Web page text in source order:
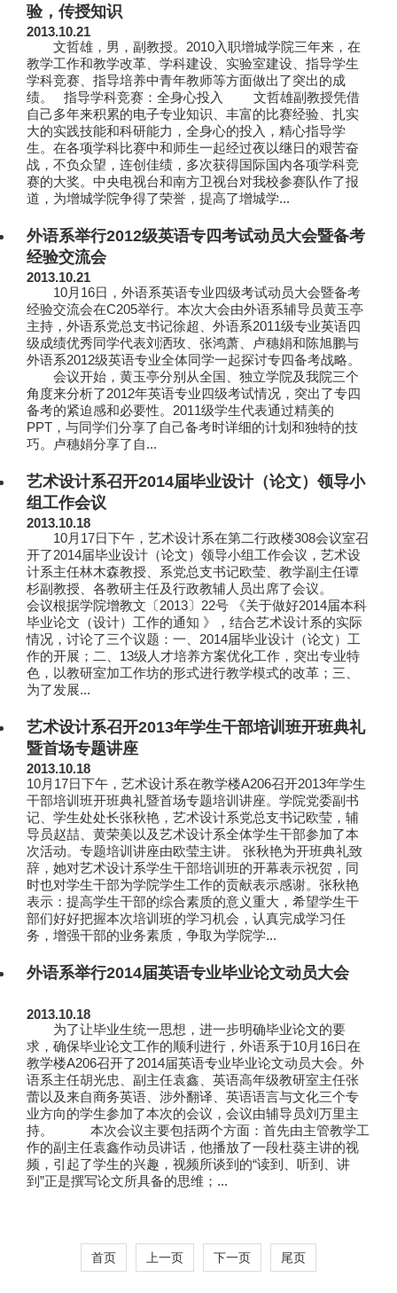
验，传授知识
2013.10.21
文哲雄，男，副教授。2010入职增城学院三年来，在
教学工作和教学改革、学科建设、实验室建设、指导学生
学科竞赛、指导培养中青年教师等方面做出了突出的成
绩。 指导学科竞赛：全身心投入 文哲雄副教授凭借
自己多年来积累的电子专业知识、丰富的比赛经验、扎实
大的实践技能和科研能力，全身心的投入，精心指导学
生。在各项学科比赛中和师生一起经过夜以继日的艰苦奋
战，不负众望，连创佳绩，多次获得国际国内各项学科竞
赛的大奖。中央电视台和南方卫视台对我校参赛队作了报
道，为增城学院争得了荣誉，提高了增城学...
外语系举行2012级英语专四考试动员大会暨备考
经验交流会
2013.10.21
10月16日，外语系英语专业四级考试动员大会暨备考
经验交流会在C205举行。本次大会由外语系辅导员黄玉亭
主持，外语系党总支书记徐超、外语系2011级专业英语四
级成绩优秀同学代表刘洒玫、张鸿萧、卢穗娟和陈旭鹏与
外语系2012级英语专业全体同学一起探讨专四备考战略。
会议开始，黄玉亭分别从全国、独立学院及我院三个
角度来分析了2012年英语专业四级考试情况，突出了专四
备考的紧迫感和必要性。2011级学生代表通过精美的
PPT，与同学们分享了自己备考时详细的计划和独特的技
巧。卢穗娟分享了自...
艺术设计系召开2014届毕业设计（论文）领导小
组工作会议
2013.10.18
10月17日下午，艺术设计系在第二行政楼308会议室召
开了2014届毕业设计（论文）领导小组工作会议，艺术设
计系主任林木森教授、系党总支书记欧莹、教学副主任谭
杉副教授、各教研主任及行政教辅人员出席了会议。
会议根据学院增教文〔2013〕22号 《关于做好2014届本科
毕业论文（设计）工作的通知 》，结合艺术设计系的实际
情况，讨论了三个议题：一、2014届毕业设计（论文）工
作的开展；二、13级人才培养方案优化工作，突出专业特
色，以教研室加工作坊的形式进行教学模式的改革；三、
为了发展...
艺术设计系召开2013年学生干部培训班开班典礼
暨首场专题讲座
2013.10.18
10月17日下午，艺术设计系在教学楼A206召开2013年学生
干部培训班开班典礼暨首场专题培训讲座。学院党委副书
记、学生处处长张秋艳，艺术设计系党总支书记欧莹，辅
导员赵喆、黄荣美以及艺术设计系全体学生干部参加了本
次活动。专题培训讲座由欧莹主讲。 张秋艳为开班典礼致
辞，她对艺术设计系学生干部培训班的开幕表示祝贺，同
时也对学生干部为学院学生工作的贡献表示感谢。张秋艳
表示：提高学生干部的综合素质的意义重大，希望学生干
部们好好把握本次培训班的学习机会，认真完成学习任
务，增强干部的业务素质，争取为学院学...
外语系举行2014届英语专业毕业论文动员大会
2013.10.18
为了让毕业生统一思想，进一步明确毕业论文的要
求，确保毕业论文工作的顺利进行，外语系于10月16日在
教学楼A206召开了2014届英语专业毕业论文动员大会。外
语系主任胡光忠、副主任袁鑫、英语高年级教研室主任张
蕾以及来自商务英语、涉外翻译、英语语言与文化三个专
业方向的学生参加了本次的会议，会议由辅导员刘万里主
持。 本次会议主要包括两个方面：首先由主管教学工
作的副主任袁鑫作动员讲话，他播放了一段杜葵主讲的视
频，引起了学生的兴趣，视频所谈到的“读到、听到、讲
到”正是撰写论文所具备的思维；...
首页 上一页 下一页 尾页